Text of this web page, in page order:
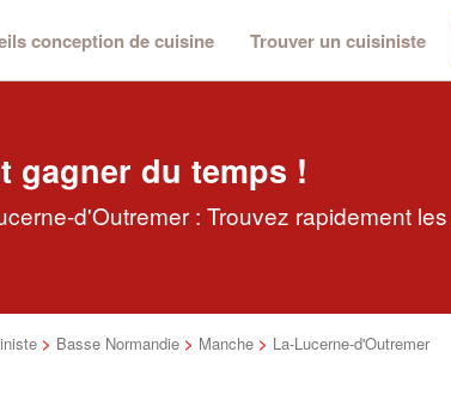
conception de cuisine Trouver un cuisiniste
gagner du temps !
d'Outremer : Trouvez rapidement
> Basse Normandie > Manche > La-Lucerne-d'Outremer